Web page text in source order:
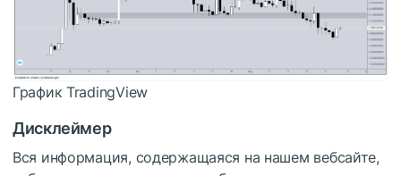
График TradingView
Дисклеймер
Вся информация, содержащаяся на нашем вебсайте,